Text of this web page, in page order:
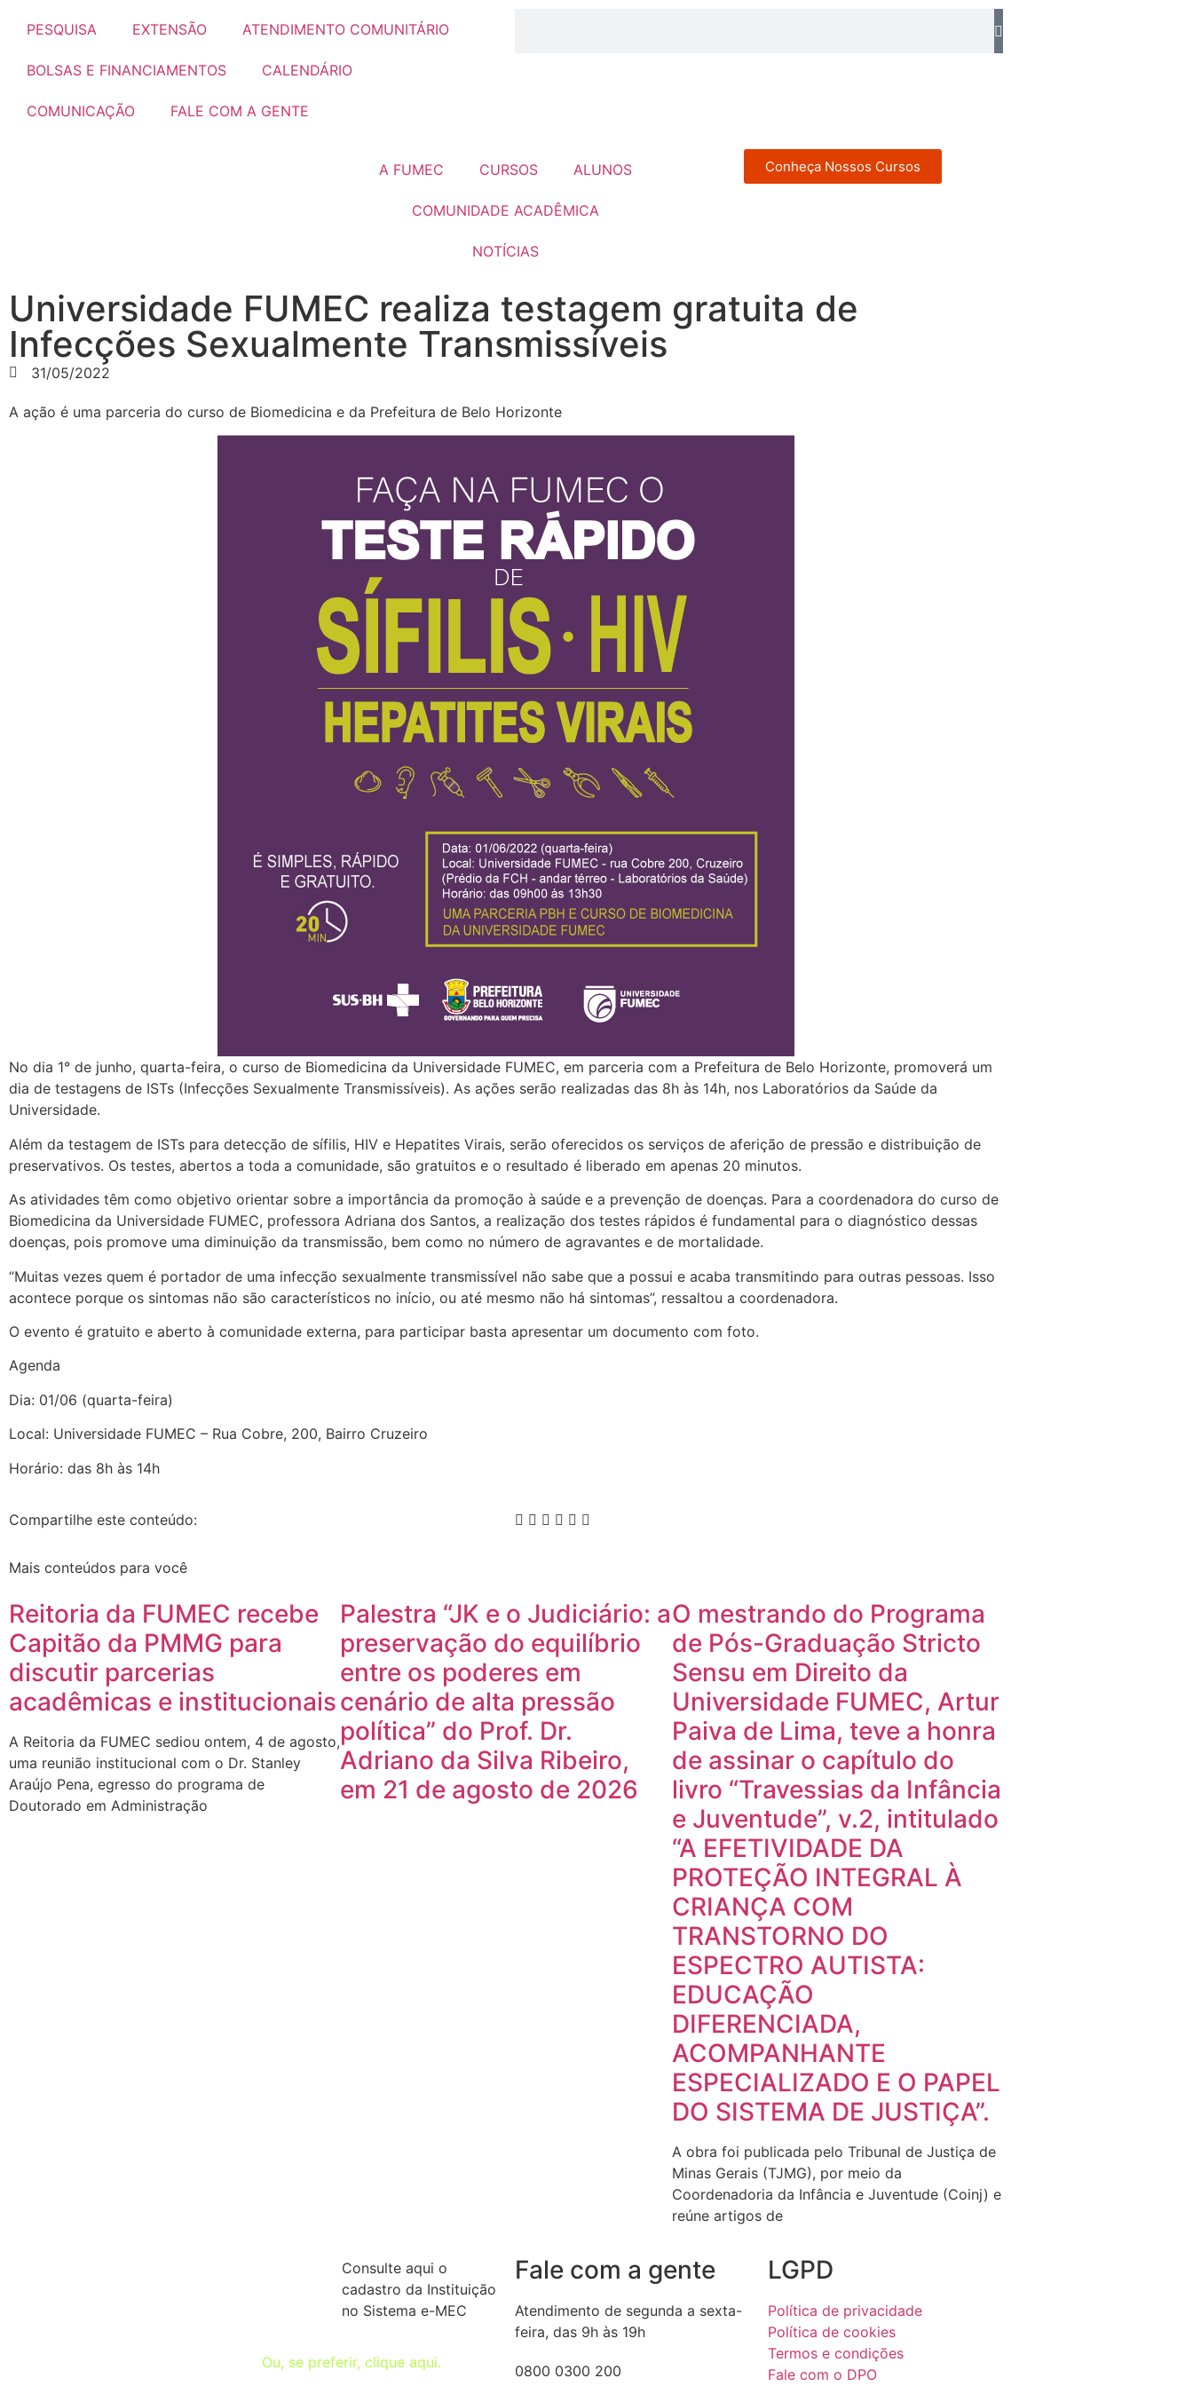
PESQUISA EXTENSÃO ATENDIMENTO COMUNITÁRIO
BOLSAS E FINANCIAMENTOS CALENDÁRIO
COMUNICAÇÃO FALE COM A GENTE
A FUMEC CURSOS ALUNOS
COMUNIDADE ACADÊMICA
NOTÍCIAS
Conheça Nossos Cursos
Universidade FUMEC realiza testagem gratuita de
Infecções Sexualmente Transmissíveis
31/05/2022
A ação é uma parceria do curso de Biomedicina e da Prefeitura de Belo Horizonte
No dia 1° de junho, quarta-feira, o curso de Biomedicina da Universidade FUMEC, em parceria com a Prefeitura de Belo Horizonte, promoverá um
dia de testagens de ISTs (Infecções Sexualmente Transmissíveis). As ações serão realizadas das 8h às 14h, nos Laboratórios da Saúde da
Universidade.
Além da testagem de ISTs para detecção de sífilis, HIV e Hepatites Virais, serão oferecidos os serviços de aferição de pressão e distribuição de
preservativos. Os testes, abertos a toda a comunidade, são gratuitos e o resultado é liberado em apenas 20 minutos.
As atividades têm como objetivo orientar sobre a importância da promoção à saúde e a prevenção de doenças. Para a coordenadora do curso de
Biomedicina da Universidade FUMEC, professora Adriana dos Santos, a realização dos testes rápidos é fundamental para o diagnóstico dessas
doenças, pois promove uma diminuição da transmissão, bem como no número de agravantes e de mortalidade.
“Muitas vezes quem é portador de uma infecção sexualmente transmissível não sabe que a possui e acaba transmitindo para outras pessoas. Isso
acontece porque os sintomas não são característicos no início, ou até mesmo não há sintomas”, ressaltou a coordenadora.
O evento é gratuito e aberto à comunidade externa, para participar basta apresentar um documento com foto.
Agenda
Dia: 01/06 (quarta-feira)
Local: Universidade FUMEC – Rua Cobre, 200, Bairro Cruzeiro
Horário: das 8h às 14h
Compartilhe este conteúdo:
Mais conteúdos para você
Reitoria da FUMEC recebe
Capitão da PMMG para
discutir parcerias
acadêmicas e institucionais
A Reitoria da FUMEC sediou ontem, 4 de agosto,
uma reunião institucional com o Dr. Stanley
Araújo Pena, egresso do programa de
Doutorado em Administração
Palestra “JK e o Judiciário: a
preservação do equilíbrio
entre os poderes em
cenário de alta pressão
política” do Prof. Dr.
Adriano da Silva Ribeiro,
em 21 de agosto de 2026
O mestrando do Programa
de Pós-Graduação Stricto
Sensu em Direito da
Universidade FUMEC, Artur
Paiva de Lima, teve a honra
de assinar o capítulo do
livro “Travessias da Infância
e Juventude”, v.2, intitulado
“A EFETIVIDADE DA
PROTEÇÃO INTEGRAL À
CRIANÇA COM
TRANSTORNO DO
ESPECTRO AUTISTA:
EDUCAÇÃO
DIFERENCIADA,
ACOMPANHANTE
ESPECIALIZADO E O PAPEL
DO SISTEMA DE JUSTIÇA”.
A obra foi publicada pelo Tribunal de Justiça de
Minas Gerais (TJMG), por meio da
Coordenadoria da Infância e Juventude (Coinj) e
reúne artigos de
Consulte aqui o
cadastro da Instituição
no Sistema e-MEC
Ou, se preferir, clique aqui.
Fale com a gente
Atendimento de segunda a sexta-
feira, das 9h às 19h
0800 0300 200
LGPD
Política de privacidade
Política de cookies
Termos e condições
Fale com o DPO